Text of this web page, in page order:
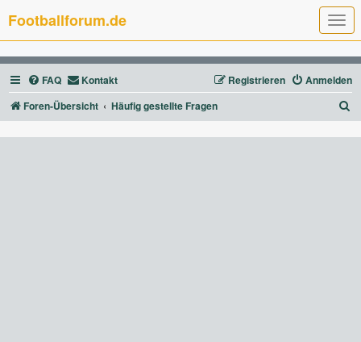
T
o
g
g
l
e
n
a
g
Footballforum.de
FAQ Kontakt Anmelden
Registrieren
Foren-Übersicht
Häufig gestellte Fragen
u